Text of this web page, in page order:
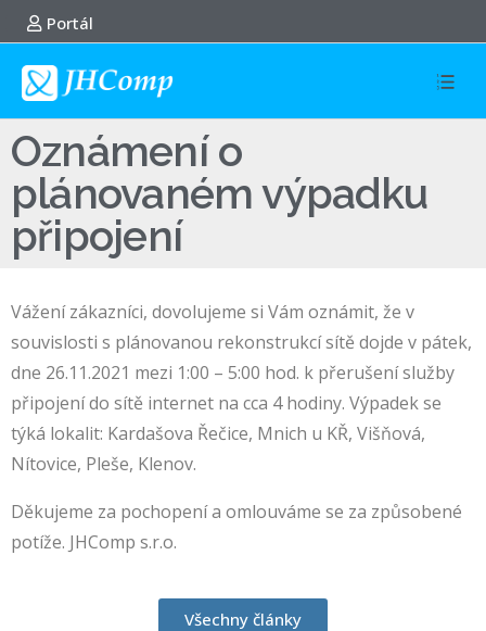
Portál
Oznámení o
plánovaném výpadku
připojení
Vážení zákazníci, dovolujeme si Vám oznámit, že v
souvislosti s plánovanou rekonstrukcí sítě dojde v pátek,
dne 26.11.2021 mezi 1:00 – 5:00 hod. k přerušení služby
připojení do sítě internet na cca 4 hodiny. Výpadek se
týká lokalit: Kardašova Řečice, Mnich u KŘ, Višňová,
Nítovice, Pleše, Klenov.
Děkujeme za pochopení a omlouváme se za způsobené
potíže. JHComp s.r.o.
Všechny články